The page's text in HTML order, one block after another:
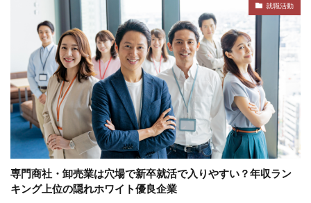
就職活動
専門商社・卸売業は穴場で新卒就活で入りやすい？年収ラン
キング上位の隠れホワイト優良企業
大手人気企業
就活サイト
大卒新卒
履歴書 性格一覧
志望動機
心理テスト
後悔 強みが見つからない
強み
平均年収
平均 就職浪人
就職
就職支援先
就職情報サイト
就職出来る
就職先
就職偏差値 就職できない
就職サイト
就職カレッジ
就職shop 大学院
大企業
怪しい
優良企業 内定の割合
内定が欲しい
内定がもらえない
内定がない
内定がすぐ出る企業